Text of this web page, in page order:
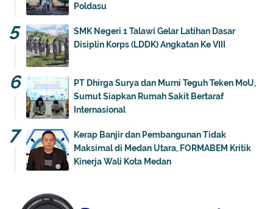
Poldasu
SMK Negeri 1 Talawi Gelar Latihan Dasar
Disiplin Korps (LDDK) Angkatan Ke VIII
PT Dhirga Surya dan Murni Teguh Teken MoU,
Sumut Siapkan Rumah Sakit Bertaraf
Internasional
Kerap Banjir dan Pembangunan Tidak
Maksimal di Medan Utara, FORMABEM Kritik
Kinerja Wali Kota Medan